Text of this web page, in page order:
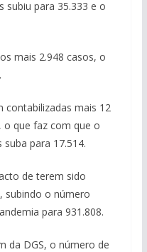
subiu para 35.333 e o
mais 2.948 casos, o
contabilizadas mais 12
o que faz com que o
para 17.514.
de terem sido
subindo o número
para 931.808.
da DGS, o número de